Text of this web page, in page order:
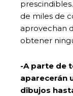
de miles de
aprovechan
obtener
-A parte de
aparecerán
dibujos